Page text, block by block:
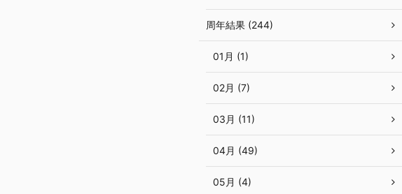
周年結果 (244)
01月 (1)
02月 (7)
03月 (11)
04月 (49)
05月 (4)